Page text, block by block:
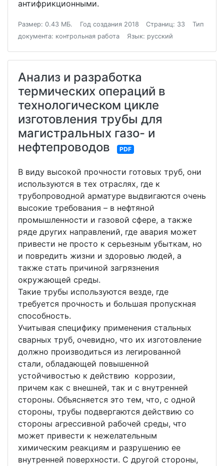
антифрикционными.
Размер: 0.43 МБ. Год создания 2018 Страниц: 33
Тип
документа: контрольная работа
Язык: русский
Анализ и разработка
термических операций в
технологическом цикле
изготовления трубы для
магистральных газо- и
нефтепроводов
PDF
В виду высокой прочности готовых труб, они
используются в тех отраслях, где к
трубопроводной арматуре выдвигаются очень
высокие требования – в нефтяной
промышленности и газовой сфере, а также
ряде других направлений, где авария может
привести не просто к серьезным убыткам, но
и повредить жизни и здоровью людей, а
также стать причиной загрязнения
окружающей среды.
Такие трубы используются везде, где
требуется прочность и большая пропускная
способность.
Учитывая специфику применения стальных
сварных труб, очевидно, что их изготовление
должно производиться из легированной
стали, обладающей повышенной
устойчивостью к действию коррозии,
причем как с внешней, так и с внутренней
стороны. Объясняется это тем, что, с одной
стороны, трубы подвергаются действию со
стороны агрессивной рабочей среды, что
может привести к нежелательным
химическим реакциям и разрушению ее
внутренней поверхности. С другой стороны,